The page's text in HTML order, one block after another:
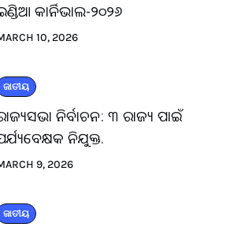
କାର୍ନିଭାଲ-୨୦୨୬
10, 2026
ଜାତୀୟ
ନିର୍ବାଚନ: ୩ ରାଜ୍ୟ ପାଇଁ
ନିଯୁକ୍ତ.
9, 2026
ଜାତୀୟ